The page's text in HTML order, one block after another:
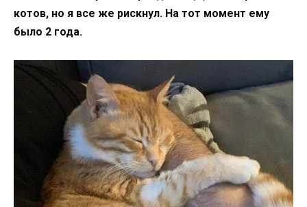
котов, но я все же рискнул. На тот момент ему
было 2 года.